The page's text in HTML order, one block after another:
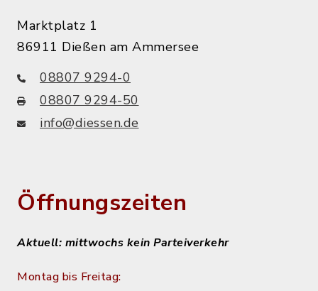
Marktplatz 1
86911 Dießen am Ammersee
08807 9294-0
08807 9294-50
info@diessen.de
Öffnungszeiten
Aktuell: mittwochs kein Parteiverkehr
Montag bis Freitag: